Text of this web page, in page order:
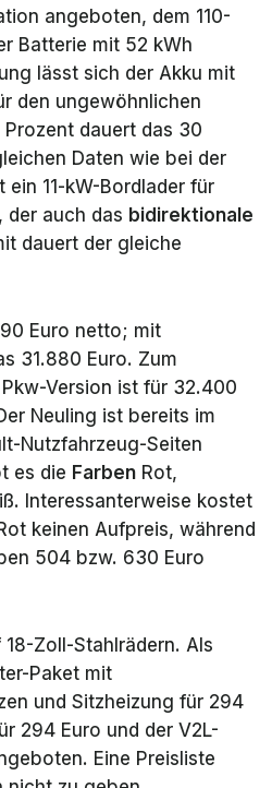
angeboten, dem 110-
Batterie mit 52 kWh
lässt sich der Akku mit
den ungewöhnlichen
dauert das 30
Daten wie bei der
ein 11-kW-Bordlader für
der auch das bidirektionale
dauert der gleiche
Euro netto; mit
31.880 Euro. Zum
Version ist für 32.400
Neuling ist bereits im
Nutzfahrzeug-Seiten
es die Farben Rot,
Interessanterweise kostet
keinen Aufpreis, während
504 bzw. 630 Euro
Zoll-Stahlrädern. Als
Paket mit
und Sitzheizung für 294
294 Euro und der V2L-
Eine Preisliste